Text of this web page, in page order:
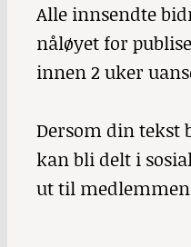
Alle innsendte
nåløyet for
innen 2 uker
Dersom din tekst
kan bli delt i
ut til